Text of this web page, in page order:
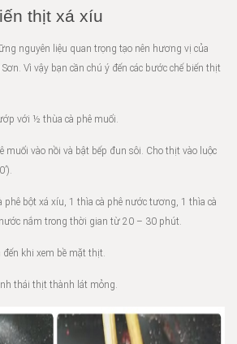
thịt xá xíu
nguyên liệu quan trọng tạo nên hương vị của
Vì vậy bạn cần chú ý đến các bước chế biến thịt
với ½ thùa cà phê muối.
muối vào nồi và bật bếp đun sôi. Cho thịt vào luộc
bột xá xíu, 1 thìa cà phê nước tương, 1 thìa cà
nắm trong thời gian từ 20 – 30 phút.
khi xem bề mặt thịt.
thái thịt thành lát mỏng.